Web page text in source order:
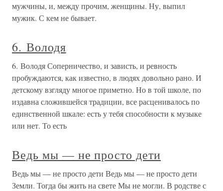
мужчины, и, между прочим, женщины. Ну, выпил
мужик. С кем не бывает.
6. Володя
6. Володя Соперничество, и зависть, и ревность
пробуждаются, как известно, в людях довольно рано. И
детскому взгляду многое приметно. Но в той школе, по
издавна сложившейся традиции, все расценивалось по
единственной шкале: есть у тебя способности к музыке
или нет. То есть
Ведь мы — не просто дети
Ведь мы — не просто дети Ведь мы — не просто дети
Земли. Тогда бы жить на свете Мы не могли. В родстве с